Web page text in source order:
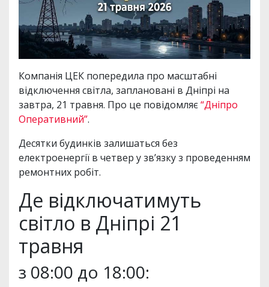
Компанія ЦЕК попередила про масштабні
відключення світла, заплановані в Дніпрі на
завтра, 21 травня. Про це повідомляє“Дніпро
Оперативний”.
Десятки будинків залишаться без
електроенергії в четвер у зв’язку з проведенням
ремонтних робіт.
Де відключатимуть
світло в Дніпрі 21
травня
з 08:00 до 18:00: